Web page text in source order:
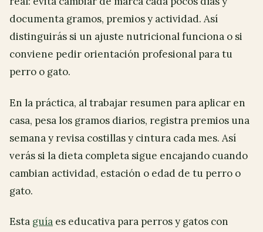
documenta gramos, premios y actividad. Así
distinguirás si un ajuste nutricional funciona o si
conviene pedir orientación profesional para tu
perro o gato.
En la práctica, al trabajar resumen para aplicar en
casa, pesa los gramos diarios, registra premios una
semana y revisa costillas y cintura cada mes. Así
verás si la dieta completa sigue encajando cuando
cambian actividad, estación o edad de tu perro o
gato.
Esta guía es educativa para perros y gatos con